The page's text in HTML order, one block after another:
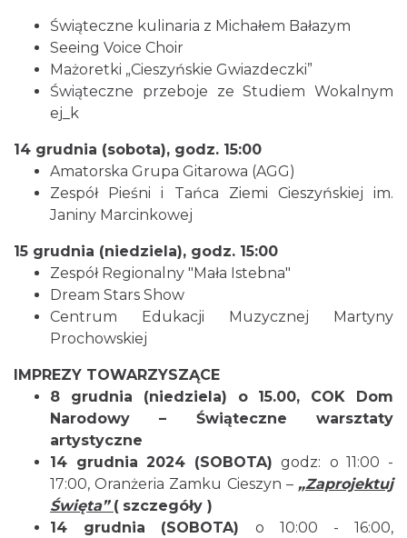
Cieszyn
2026-08-16
1.65 km
Cieszyn
1.65 km
Cieszyn
2026-08-16
1.66 km
Świąteczne kulinaria z Michałem Bałazym
Seeing Voice Choir
Mażoretki „Cieszyńskie Gwiazdeczki”
Świąteczne przeboje ze Studiem Wokalnym
ej_k
14 grudnia (sobota), godz. 15:00
Amatorska Grupa Gitarowa (AGG)
Zespół Pieśni i Tańca Ziemi Cieszyńskiej im.
Janiny Marcinkowej
15 grudnia (niedziela), godz. 15:00
Zespół Regionalny "Mała Istebna"
Dream Stars Show
Centrum Edukacji Muzycznej Martyny
Prochowskiej
IMPREZY TOWARZYSZĄCE
8 grudnia (niedziela) o 15.00, COK Dom
Narodowy – Świąteczne warsztaty
artystyczne
14 grudnia 2024 (SOBOTA)godz: o 11:00 -
17:00, Oranżeria Zamku Cieszyn – „Zaprojektuj
Święta” ( szczegóły )
14 grudnia
(SOBOTA) o 10:00 - 16:00,